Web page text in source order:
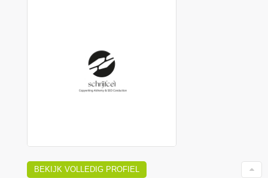
BEKIJK VOLLEDIG PROFIEL